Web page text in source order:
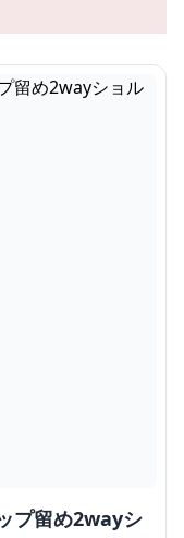
プ留め2wayシ